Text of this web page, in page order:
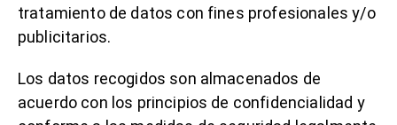
tratamiento de datos con fines profesionales y/o
publicitarios.
Los datos recogidos son almacenados de
acuerdo con los principios de confidencialidad y